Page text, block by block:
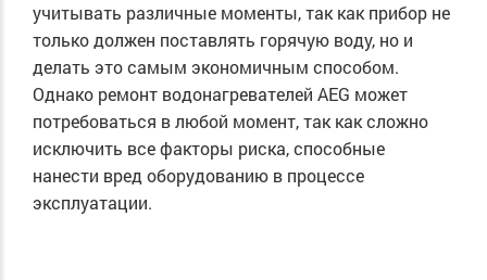
учитывать различные моменты, так как прибор не
только должен поставлять горячую воду, но и
делать это самым экономичным способом.
Однако ремонт водонагревателей AEG может
потребоваться в любой момент, так как сложно
исключить все факторы риска, способные
нанести вред оборудованию в процессе
эксплуатации.